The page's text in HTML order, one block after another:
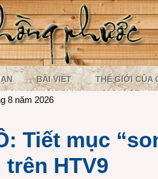
BÀI VIẾT THẾ GIỚI CỦA
8 năm 2026
Tiết mục
HTV9